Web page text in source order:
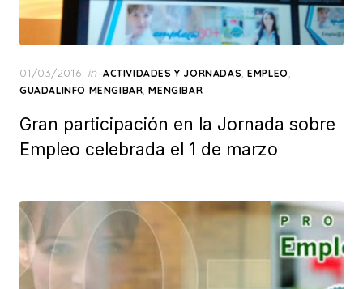
Posted
on
01/03/2016 in ACTIVIDADES Y JORNADAS,EMPLEO,
GUADALINFO MENGIBAR,MENGIBAR
Gran participación en la Jornada sobre
Empleo celebrada el 1 de marzo